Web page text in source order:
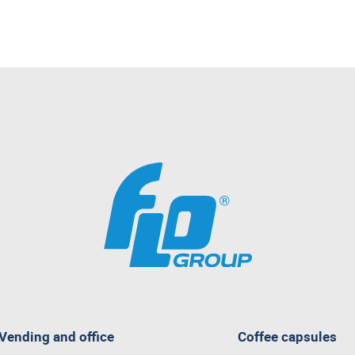
and office Coffee capsules